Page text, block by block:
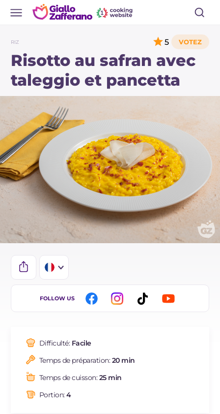
RIZ
Risotto au safran avec
taleggio et pancetta
5
IT
ES
BR
FOLLOW US
Difficulté: Facile
Temps de préparation:20 min
Temps de cuisson:25 min
Portion:4